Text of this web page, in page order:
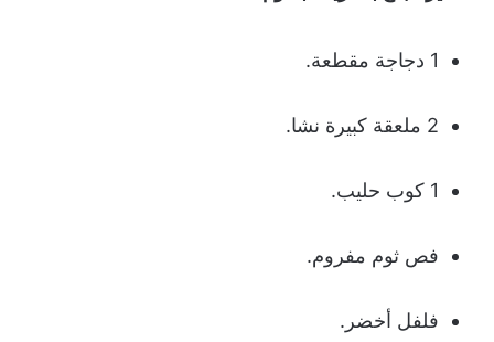
1 دجاجة مقطعة.
2 ملعقة كبيرة نشا.
1 كوب حليب.
فص ثوم مفروم.
فلفل أخضر.